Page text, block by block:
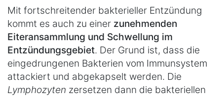
Mit fortschreitender bakterieller Entzündung
kommt es auch zu einer zunehmenden
Eiteransammlung und Schwellung im
Entzündungsgebiet. Der Grund ist, dass die
eingedrungenen Bakterien vom Immunsystem
attackiert und abgekapselt werden. Die
Lymphozyten zersetzen dann die bakteriellen